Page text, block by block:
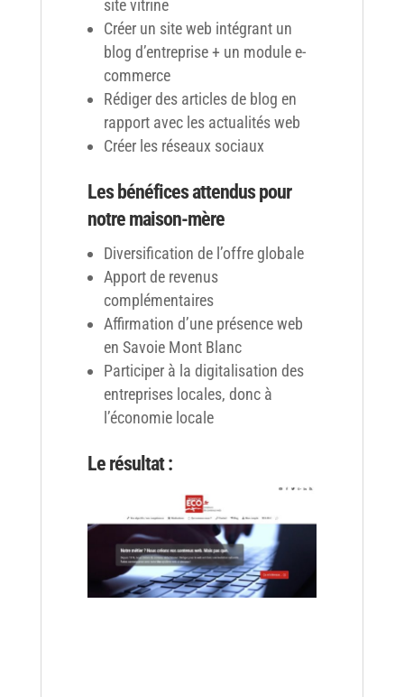
site vitrine
Créer un site web intégrant un
blog d’entreprise + un module e-
commerce
Rédiger des articles de blog en
rapport avec les actualités web
Créer les réseaux sociaux
Les bénéfices attendus pour
notre maison-mère
Diversification de l’offre globale
Apport de revenus
complémentaires
Affirmation d’une présence web
en Savoie Mont Blanc
Participer à la digitalisation des
entreprises locales, donc à
l’économie locale
Le résultat :😉